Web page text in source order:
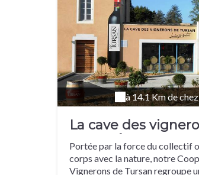
à 14.1 Km de
La cave des
Tursan à Geaune
Portée par la force du collectif
corps avec la nature, notre
Vignerons de Tursan regroupe